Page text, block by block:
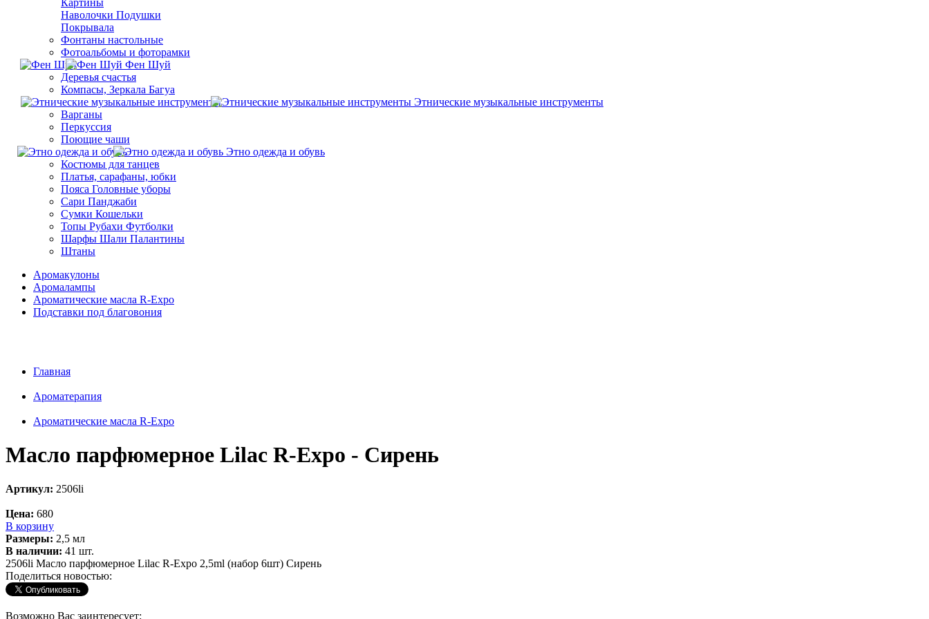
Картины
Наволочки Подушки
Покрывала
Фонтаны настольные
Фотоальбомы и фоторамки
Фен Шуй
Деревья счастья
Компасы, Зеркала Багуа
Этнические музыкальные инструменты
Варганы
Перкуссия
Поющие чаши
Этно одежда и обувь
Костюмы для танцев
Платья, сарафаны, юбки
Пояса Головные уборы
Сари Панджаби
Сумки Кошельки
Топы Рубахи Футболки
Шарфы Шали Палантины
Штаны
Аромакулоны
Аромалампы
Ароматические масла R-Expo
Подставки под благовония
Главная
Ароматерапия
Ароматические масла R-Expo
Масло парфюмерное Lilac R-Expo - Сирень
Артикул: 2506li
Цена: 680
В корзину
Размеры: 2,5 мл
В наличии: 41 шт.
2506li Масло парфюмерное Lilac R-Expo 2,5ml (набор 6шт) Сирень
Поделиться новостью:
Возможно Вас заинтересует: